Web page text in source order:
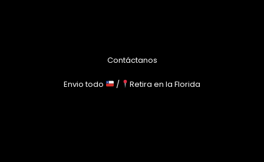
Contáctanos
Envio todo / Retira en la Florida